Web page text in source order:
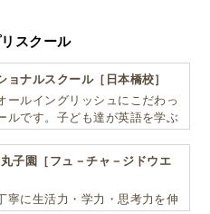
スクール
ョナルスクール［日本橋校］
ールイングリッシュにこだわっ
ルです。子ども達が英語を学ぶ
子園［フュ－チャ－ジドウエ
寧に生活力・学力・思考力を伸